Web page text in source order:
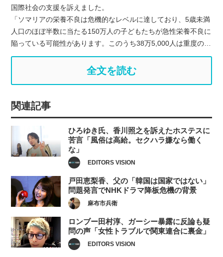
国際社会の支援を訴えました。
「ソマリアの栄養不良は危機的なレベルに達しており、5歳未満
人口のほぼ半数に当たる150万人の子どもたちが急性栄養不良に
陥っている可能性があります。このうち38万5,000人は重度の…
全文を読む
関連記事
ひろゆき氏、香川照之を訴えたホステスに
苦言「風俗は高給。セクハラ嫌なら働く
な」
EDITORS VISION
戸田恵梨香、父の「韓国は国家ではない」
問題発言でNHKドラマ降板危機の背景
麻布市兵衛
ロンブー田村淳、ガーシー暴露に反論も疑
問の声「女性トラブルで関東連合に裏金」
EDITORS VISION